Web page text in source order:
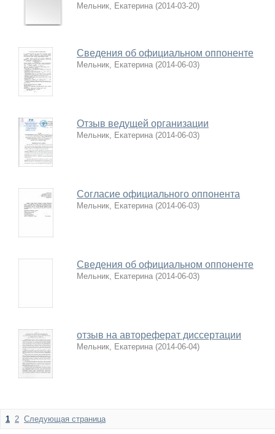
Мельник, Екатерина (2014-03-20)
Сведения об официальном оппоненте
Мельник, Екатерина (2014-06-03)
Отзыв ведущей организации
Мельник, Екатерина (2014-06-03)
Согласие официального оппонента
Мельник, Екатерина (2014-06-03)
Сведения об официальном оппоненте
Мельник, Екатерина (2014-06-03)
отзыв на автореферат диссертации
Мельник, Екатерина (2014-06-04)
1 2 Следующая страница